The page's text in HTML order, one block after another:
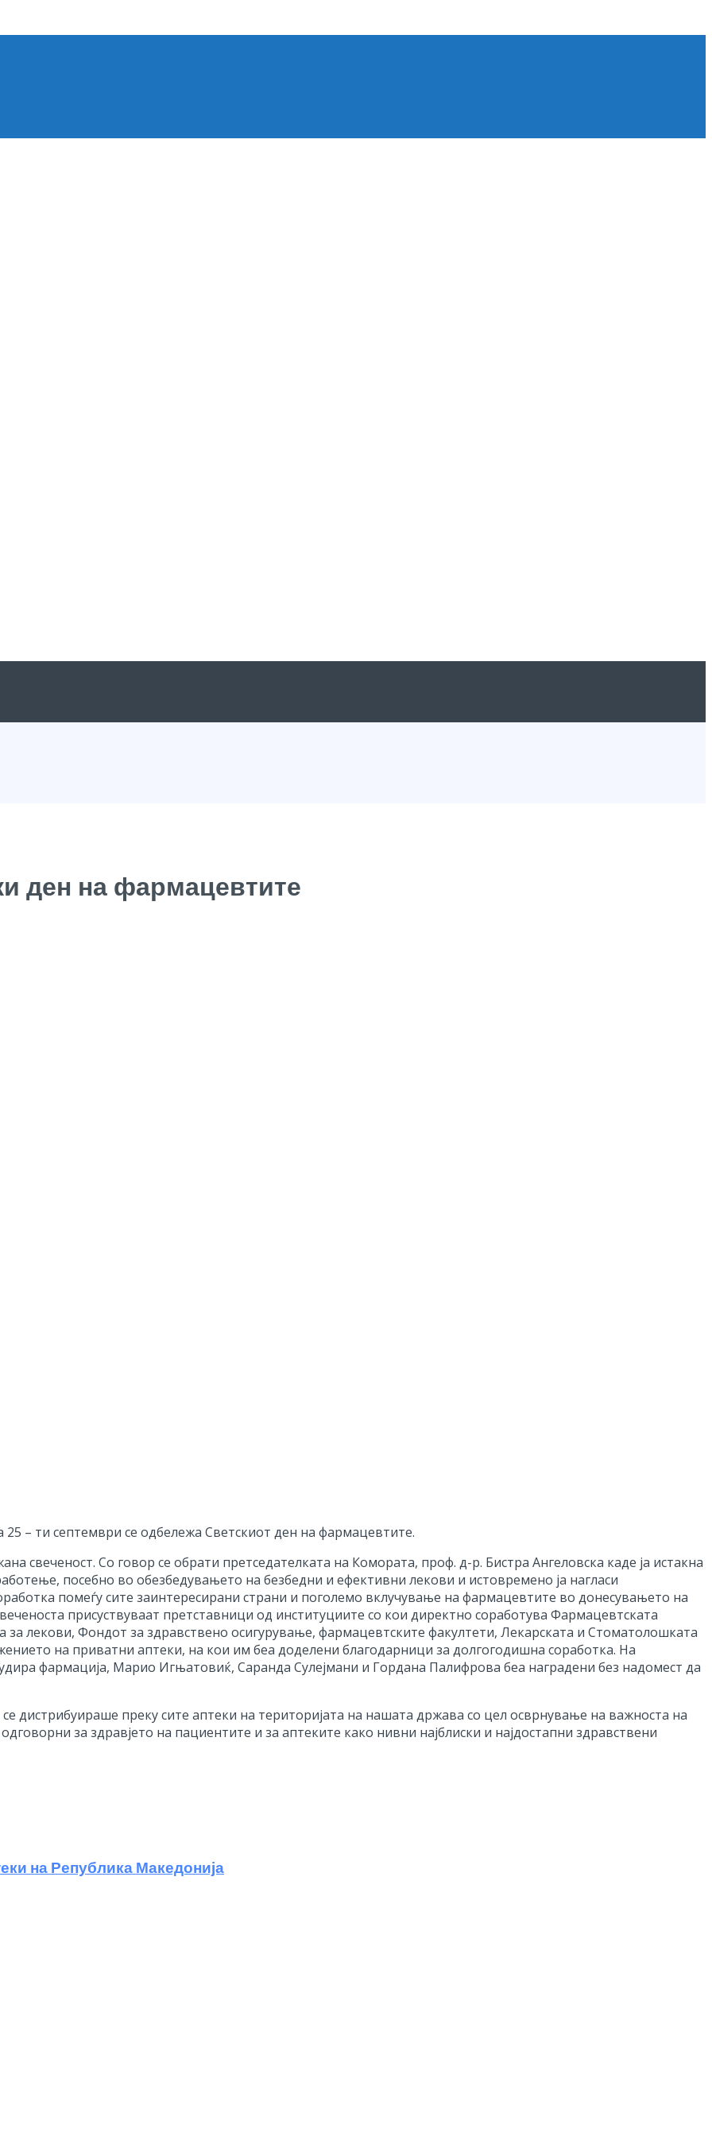
ден на фармацевтите
– ти септември се одбележа Светскиот ден на фармацевтите.
свеченост. Со говор се обрати претседателката на Комората, проф. д-р. Бистра Ангеловска каде ја истакна
посебно во обезбедувањето на безбедни и ефективни лекови и истовремено ја нагласи
помеѓу сите заинтересирани страни и поголемо вклучување на фармацевтите во донесувањето на
присуствуваат претставници од институциите со кои директно соработува Фармацевтската
за лекови, Фондот за здравствено осигурување, фармацевтските факултети, Лекарската и Стоматолошката
на приватни аптеки, на кои им беа доделени благодарници за долгогодишна соработка. На
фармација, Марио Игњатовиќ, Саранда Сулејмани и Гордана Палифрова беа наградени без надомест да
дистрибуираше преку сите аптеки на територијата на нашата држава со цел осврнување на важноста на
за здравјето на пациентите и за аптеките како нивни најблиски и најдостапни здравствени
на Република Македонија